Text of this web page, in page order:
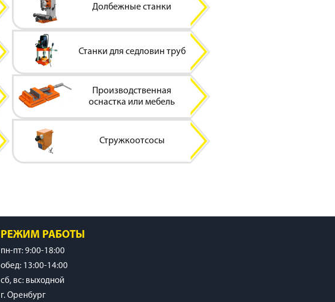
Долбежные станки
Станки для седловин труб
Производственная
оснастка или мебель
Стружкоотсосы
РЕЖИМ РАБОТЫ
пн-пт: 9:00-18:00
обед: 13:00-14:00
cб, вс: выходной
г. Оренбург